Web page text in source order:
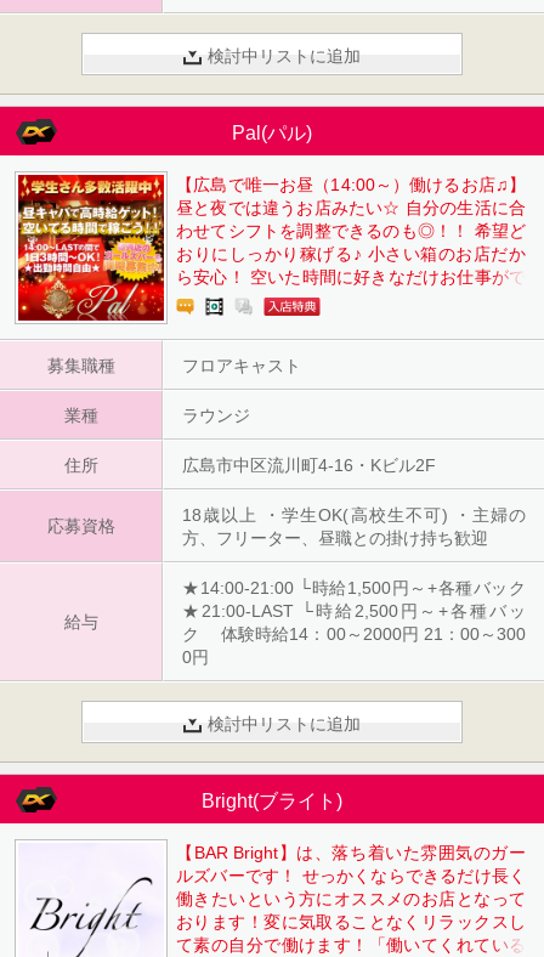
検討中リストに追加
Pal(パル)
【広島で唯一お昼（14:00～）働けるお店♫】
昼と夜では違うお店みたい☆ 自分の生活に合
わせてシフトを調整できるのも◎！！ 希望ど
おりにしっかり稼げる♪ 小さい箱のお店だか
ら安心！ 空いた時間に好きなだけお仕事がで
きます(^O^) ☆日曜日も稼げるのが魅力です
★～ 【14:00～16:00の４ｈだけでも最低6,00
0円❢】 ４ｈ×20日 月120,000円のお小遣い
★ 【21:00～翌1:00の４ｈだけでも最低10,00
0円❢】 ４ｈ×20日 月200,000円のお小遣い
★★
募集職種 フロアキャスト
業種 ラウンジ
住所 広島市中区流川町4-16・Kビル2F
応募資格
18歳以上 ・学生OK(高校生不可) ・主婦の
方、フリーター、昼職との掛け持ち歓迎
給与
★14:00-21:00 └時給1,500円～+各種バック
★21:00-LAST └時給2,500円～+各種バッ
ク 体験時給14：00～2000円 21：00～300
0円
検討中リストに追加
Bright(ブライト)
【BAR Bright】は、落ち着いた雰囲気のガー
ルズバーです！ せっかくならできるだけ長く
働きたいという方にオススメのお店となって
おります！変に気取ることなくリラックスし
て素の自分で働けます！「働いてくれている